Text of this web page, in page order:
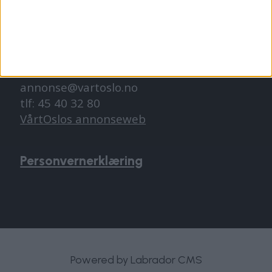
annonse@vartoslo.no
tlf: 45 40 32 80
VårtOslos annonseweb
Personvernerklæring
Powered by Labrador CMS